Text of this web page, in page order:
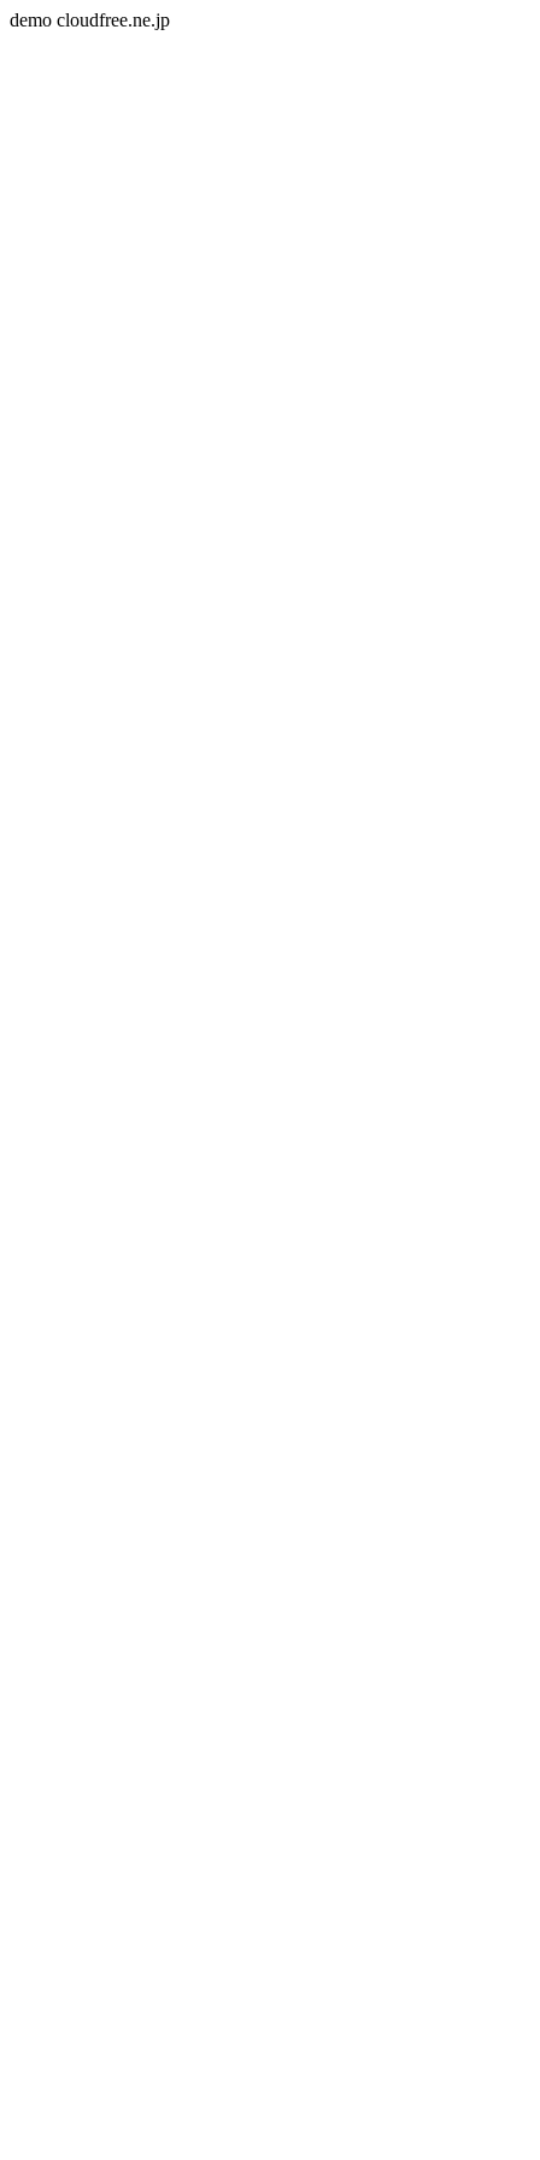
demo cloudfree.ne.jp